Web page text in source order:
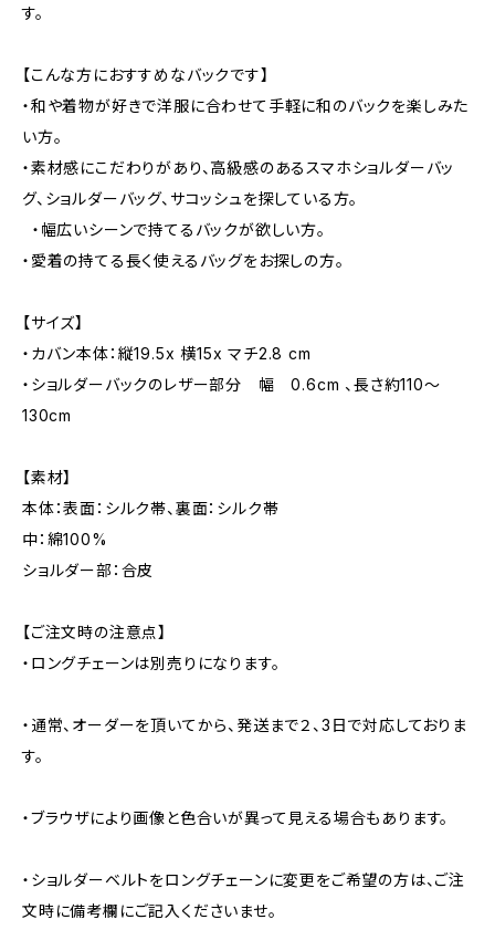
す。
【こんな方におすすめなバックです】
・和や着物が好きで洋服に合わせて手軽に和のバックを楽しみた
い方。
・素材感にこだわりがあり、高級感のあるスマホショルダーバッ
グ、ショルダーバッグ、サコッシュを探している方。
・幅広いシーンで持てるバックが欲しい方。
・愛着の持てる長く使えるバッグをお探しの方。
【サイズ】
・カバン本体：縦19.5x 横15x マチ2.8 cm
・ショルダーバックのレザー部分 幅 0.6cm 、長さ約110～
130cm
【素材】
本体：表面：シルク帯、裏面：シルク帯
中：綿100%
ショルダー部：合皮
【ご注文時の注意点】
・ロングチェーンは別売りになります。
・通常、オーダーを頂いてから、発送まで２、3日で対応しておりま
す。
・ブラウザにより画像と色合いが異って見える場合もあります。
・ショルダーベルトをロングチェーンに変更をご希望の方は、ご注
文時に備考欄にご記入くださいませ。